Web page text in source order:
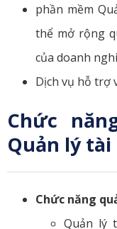
phần mềm
thể mở rộng
của doanh
Dịch vụ hỗ trợ
Chức
Quản lý
Chức năng
Quản lý